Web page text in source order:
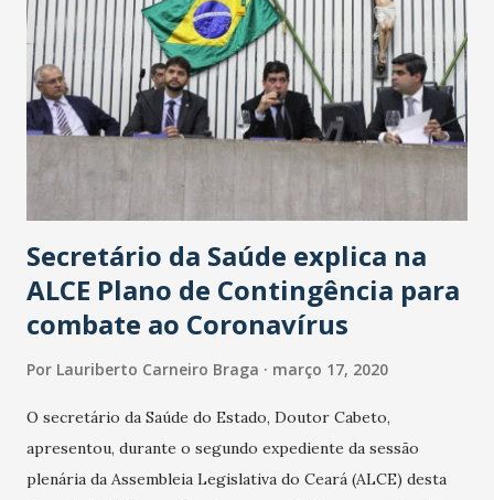
Secretário da Saúde explica na
ALCE Plano de Contingência para
combate ao Coronavírus
Por Lauriberto Carneiro Braga março 17, 2020
O secretário da Saúde do Estado, Doutor Cabeto,
apresentou, durante o segundo expediente da sessão
plenária da Assembleia Legislativa do Ceará (ALCE) desta